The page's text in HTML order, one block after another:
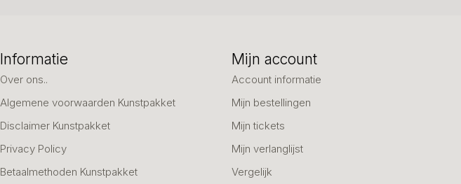
Informatie
Over ons..
Algemene voorwaarden Kunstpakket
Disclaimer Kunstpakket
Privacy Policy
Betaalmethoden Kunstpakket
Mijn account
Account informatie
Mijn bestellingen
Mijn tickets
Mijn verlanglijst
Vergelijk